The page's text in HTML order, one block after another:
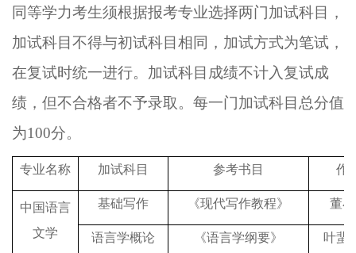
同等学力考生须根据报考专业选择两门加试科目，
加试科目不得与初试科目相同，加试方式为笔试，
在复试时统一进行。加试科目成绩不计入复试成
绩，但不合格者不予录取。每一门加试科目总分值
为100分。
专业名称 加试科目 参考书目 作
中国语言
文学
基础写作 《现代写作教程》 董
语言学概论 《语言学纲要》 叶蜚